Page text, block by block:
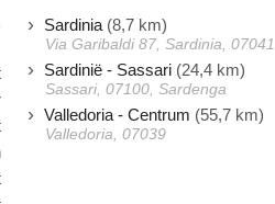
Sardinia (8,7 km)
Via Garibaldi 87, Sardinia, 07041
Sardinië - Sassari (24,4 km)
Sassari, 07100, Sardenga
Valledoria - Centrum (55,7 km)
Valledoria, 07039